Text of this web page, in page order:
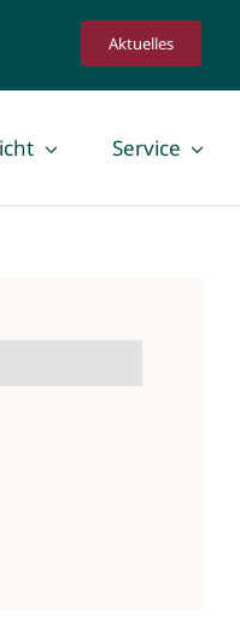
Aktuelles
Service